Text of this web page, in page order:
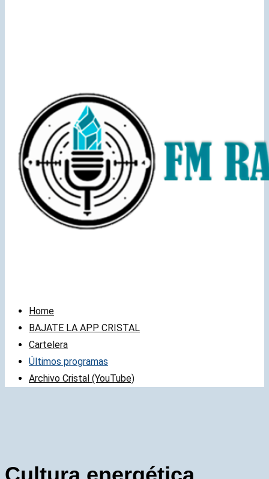
Home
BAJATE LA APP CRISTAL
Cartelera
Últimos programas
Archivo Cristal (YouTube)